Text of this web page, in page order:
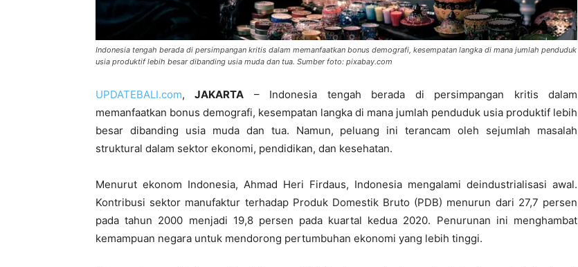
Indonesia tengah berada di persimpangan kritis dalam memanfaatkan bonus demografi, kesempatan langka di mana jumlah penduduk
usia produktif lebih besar dibanding usia muda dan tua. Sumber foto: pixabay.com
UPDATEBALI.com,JAKARTA – Indonesia tengah berada di persimpangan kritis dalam
memanfaatkan bonus demografi, kesempatan langka di mana jumlah penduduk usia produktif lebih
besar dibanding usia muda dan tua. Namun, peluang ini terancam oleh sejumlah masalah
struktural dalam sektor ekonomi, pendidikan, dan kesehatan.
Menurut ekonom Indonesia, Ahmad Heri Firdaus, Indonesia mengalami deindustrialisasi awal.
Kontribusi sektor manufaktur terhadap Produk Domestik Bruto (PDB) menurun dari 27,7 persen
pada tahun 2000 menjadi 19,8 persen pada kuartal kedua 2020. Penurunan ini menghambat
kemampuan negara untuk mendorong pertumbuhan ekonomi yang lebih tinggi.